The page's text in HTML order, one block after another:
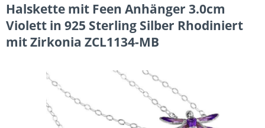
Halskette mit Feen Anhänger 3.0cm
Violett in 925 Sterling Silber Rhodiniert
mit Zirkonia ZCL1134-MB